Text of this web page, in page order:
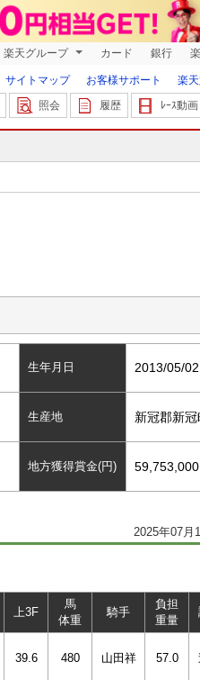
楽天グループ カード 銀行
サイトマップ お客様サポート
楽
照会 履歴 ﾚｰｽ動画
生年月日 2013/05/02
生産地 新冠郡新冠
地方獲得賞金(円) 59,753,000
2025年07月
上3F
馬
体重
騎手
負担
重量
39.6 480 山田祥 57.0